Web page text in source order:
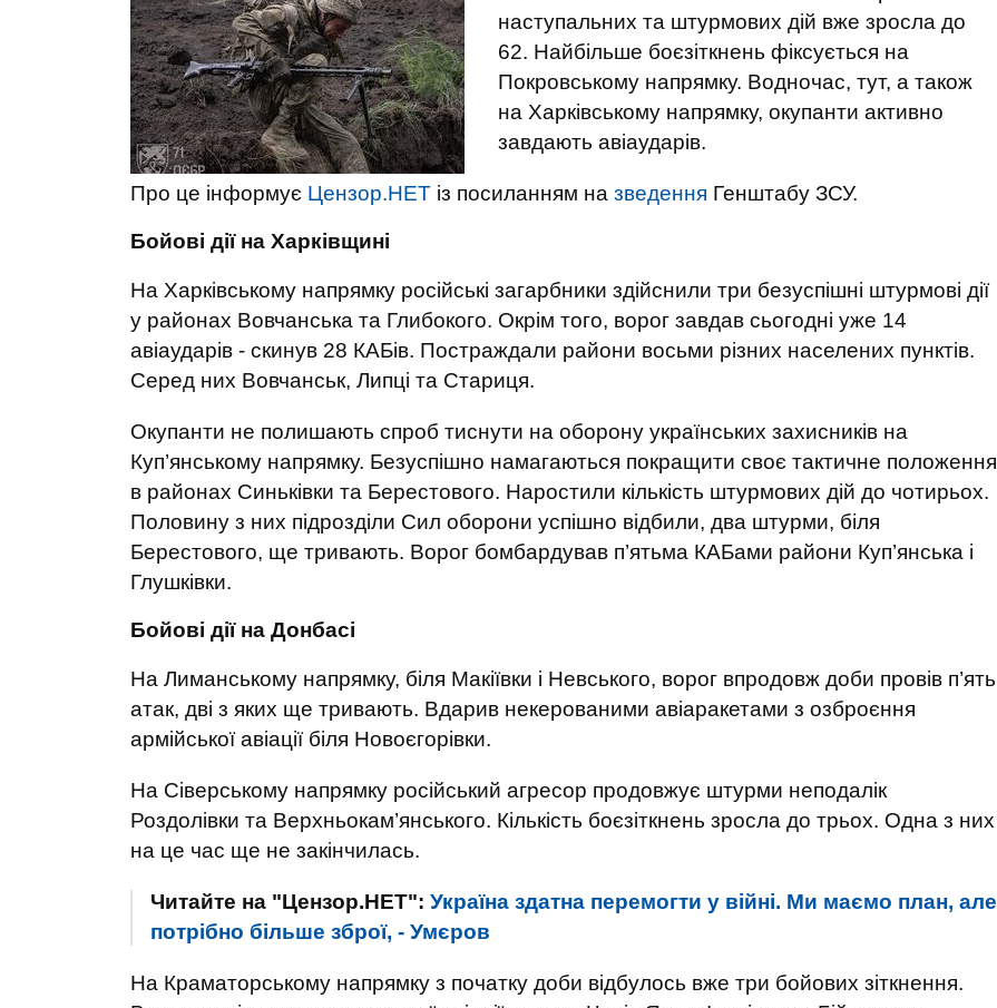
наступальних та штурмових дій вже зросла до
62. Найбільше боєзіткнень фіксується на
Покровському напрямку. Водночас, тут, а також
на Харківському напрямку, окупанти активно
завдають авіаударів.
Про це інформує Цензор.НЕТ із посиланням на зведення Генштабу ЗСУ.
Бойові дії на Харківщині
На Харківському напрямку російські загарбники здійснили три безуспішні штурмові дії
у районах Вовчанська та Глибокого. Окрім того, ворог завдав сьогодні уже 14
авіаударів - скинув 28 КАБів. Постраждали райони восьми різних населених пунктів.
Серед них Вовчанськ, Липці та Стариця.
Окупанти не полишають спроб тиснути на оборону українських захисників на
Куп’янському напрямку. Безуспішно намагаються покращити своє тактичне положення
в районах Синьківки та Берестового. Наростили кількість штурмових дій до чотирьох.
Половину з них підрозділи Сил оборони успішно відбили, два штурми, біля
Берестового, ще тривають. Ворог бомбардував п’ятьма КАБами райони Куп’янська і
Глушківки.
Бойові дії на Донбасі
На Лиманському напрямку, біля Макіївки і Невського, ворог впродовж доби провів п’ять
атак, дві з яких ще тривають. Вдарив некерованими авіаракетами з озброєння
армійської авіації біля Новоєгорівки.
На Сіверському напрямку російський агресор продовжує штурми неподалік
Роздолівки та Верхньокам’янського. Кількість боєзіткнень зросла до трьох. Одна з них
на це час ще не закінчилась.
Читайте на "Цензор.НЕТ": Україна здатна перемогти у війні. Ми маємо план, але
потрібно більше зброї, - Умєров
На Краматорському напрямку з початку доби відбулось вже три бойових зіткнення.